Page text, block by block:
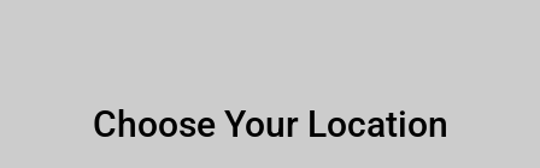
Choose Your Location